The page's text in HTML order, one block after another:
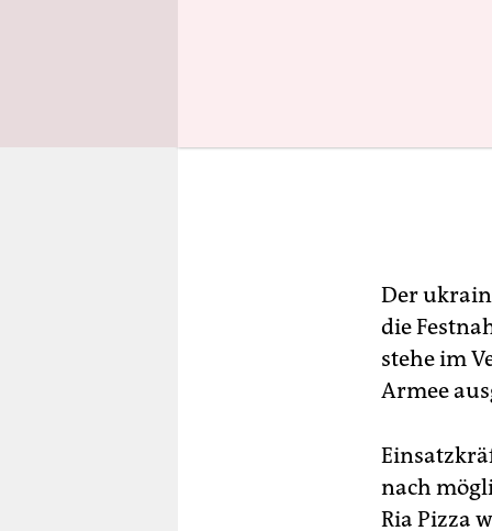
Der
die
stehe im
Armee
nach
Ria Pizza